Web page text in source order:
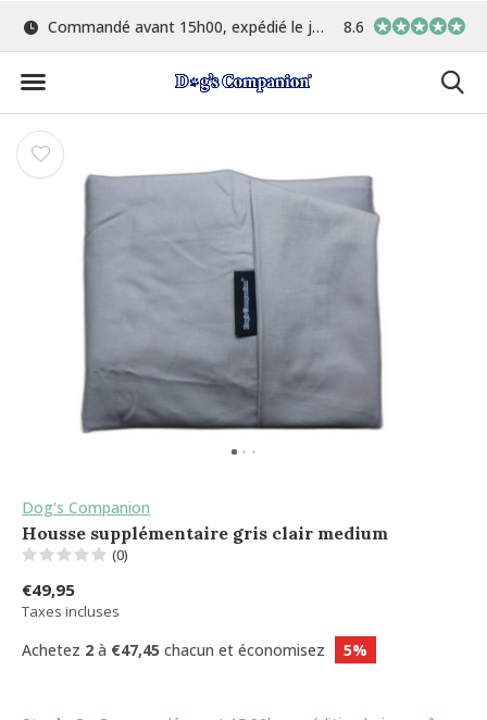
Commandé avant 15h00, expédié le jour même Le plus grand choix
8.6
Dog's Companion
Housse supplémentaire gris clair medium
(0)
€49,95
Taxes incluses
Achetez 2 à €47,45 chacun et économisez 5%